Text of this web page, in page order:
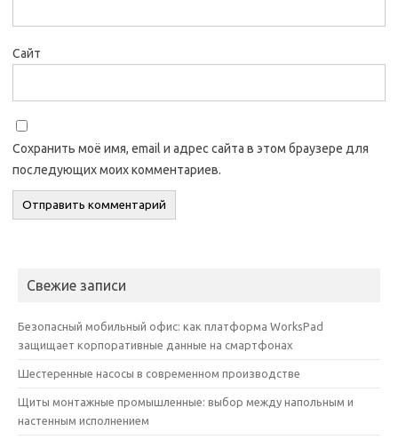
Сайт
Сохранить моё имя, email и адрес сайта в этом браузере для
последующих моих комментариев.
Свежие записи
Безопасный мобильный офис: как платформа WorksPad
защищает корпоративные данные на смартфонах
Шестеренные насосы в современном производстве
Щиты монтажные промышленные: выбор между напольным и
настенным исполнением